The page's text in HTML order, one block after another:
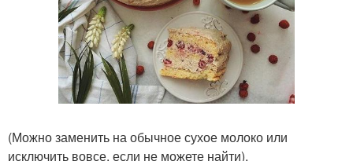
(Можно заменить на обычное сухое молоко или
исключить вовсе, если не можете найти).